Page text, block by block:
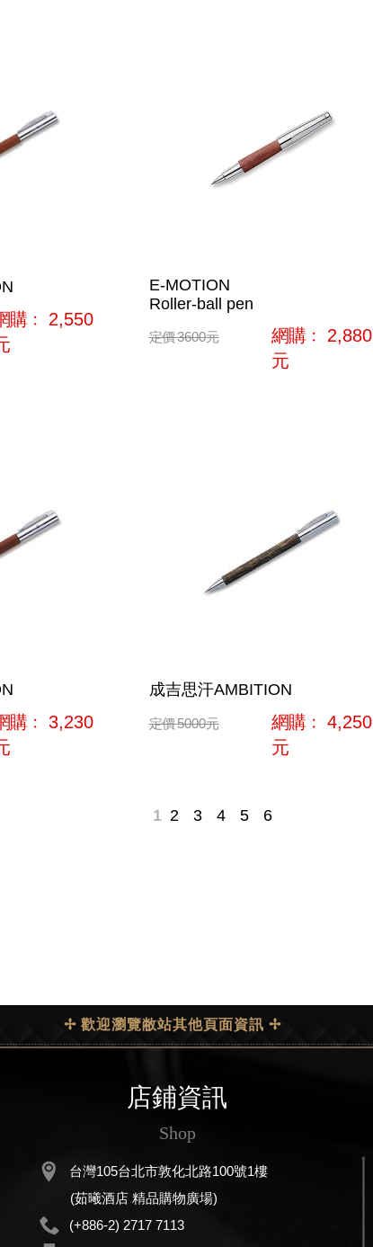
購﹕ 2,550
E-MOTION
Roller-ball pen
定價3600元 網購﹕ 2,880
元
購﹕ 3,230
成吉思汗AMBITION
定價5000元 網購﹕ 4,250
元
1 2 3 4 5 6
✢ 歡迎瀏覽敝站其他頁面資訊 ✢
店鋪資訊
Shop
台灣105台北市敦化北路100號1樓
(茹曦酒店 精品購物廣場)
(+886-2) 2717 7113